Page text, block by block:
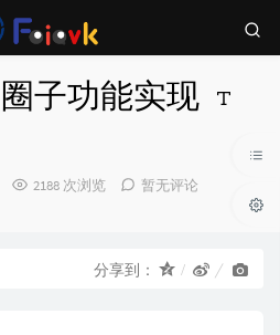
子功能实现
2188 次浏览
暂无评论
分享到：